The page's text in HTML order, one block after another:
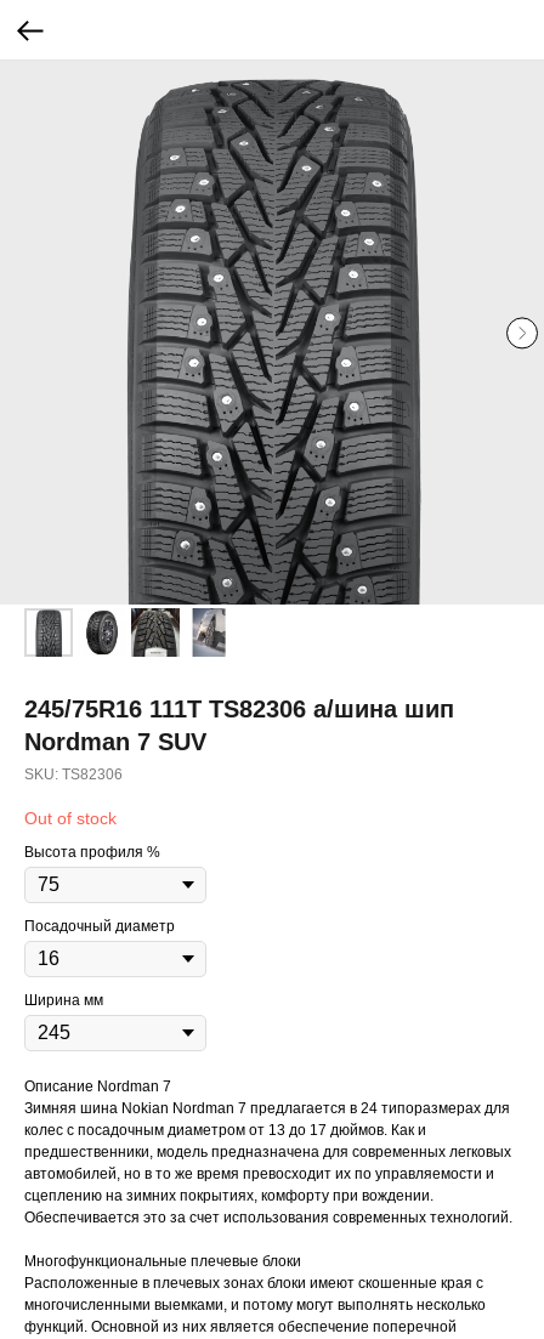
245/75R16 111T TS82306 а/шина шип
Nordman 7 SUV
SKU: TS82306
Out of stock
Высота профиля %
Посадочный диаметр
Ширина мм
Описание Nordman 7
Зимняя шина Nokian Nordman 7 предлагается в 24 типоразмерах для
колес с посадочным диаметром от 13 до 17 дюймов. Как и
предшественники, модель предназначена для современных легковых
автомобилей, но в то же время превосходит их по управляемости и
сцеплению на зимних покрытиях, комфорту при вождении.
Обеспечивается это за счет использования современных технологий.
Многофункциональные плечевые блоки
Расположенные в плечевых зонах блоки имеют скошенные края с
многочисленными выемками, и потому могут выполнять несколько
функций. Основной из них является обеспечение поперечной